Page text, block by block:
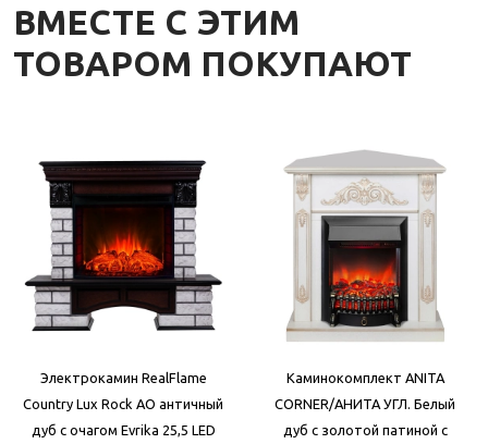
ВМЕСТЕ С ЭТИМ
ТОВАРОМ ПОКУПАЮТ
Электрокамин RealFlame
Country Lux Rock AO античный
дуб с очагом Evrika 25,5 LED
Каминокомплект ANITA
CORNER/АНИТА УГЛ. Белый
дуб с золотой патиной с